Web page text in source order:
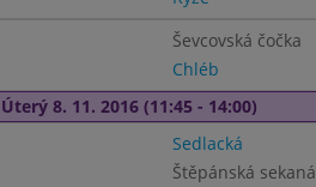
Ševcovská čočka
Chléb
Úterý 8. 11. 2016 (11:45 - 14:00)
Sedlacká
Štěpánská sekaná